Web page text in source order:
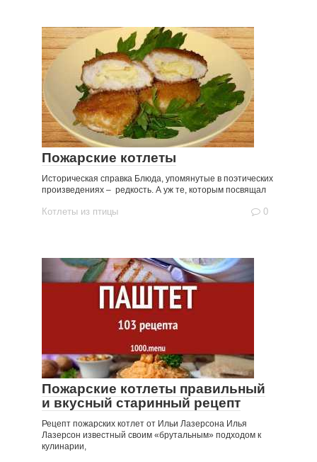
Пожарские котлеты
Историческая справка Блюда, упомянутые в поэтических
произведениях – редкость. А уж те, которым посвящал
Котлеты из птицы 0
Пожарские котлеты правильный
и вкусный старинный рецепт
Рецепт пожарских котлет от Ильи Лазерсона Илья
Лазерсон известный своим «брутальным» подходом к
кулинарии,